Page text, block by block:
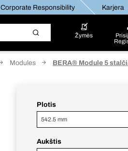
Corporate Responsibility Karjera
Žymės
Modules BERA® Module 5
Plotis
542.5 mm
Aukštis